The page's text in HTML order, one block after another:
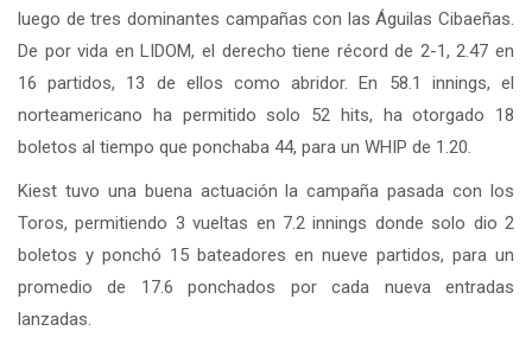
luego de tres dominantes campañas con las Águilas Cibaeñas.
De por vida en LIDOM, el derecho tiene récord de 2-1, 2.47 en
16 partidos, 13 de ellos como abridor. En 58.1 innings, el
norteamericano ha permitido solo 52 hits, ha otorgado 18
boletos al tiempo que ponchaba 44, para un WHIP de 1.20.
Kiest tuvo una buena actuación la campaña pasada con los
Toros, permitiendo 3 vueltas en 7.2 innings donde solo dio 2
boletos y ponchó 15 bateadores en nueve partidos, para un
promedio de 17.6 ponchados por cada nueva entradas
lanzadas.